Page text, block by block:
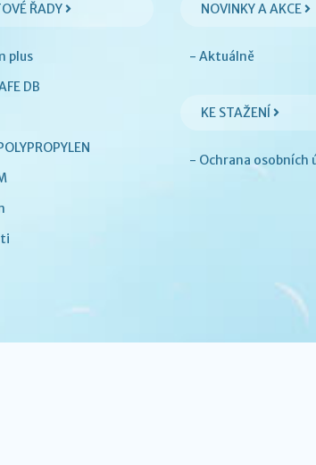
ŘADY
plus
DB
NOVINKY A AKCE
- Aktuálně
KE STAŽENÍ
- Ochrana osobních